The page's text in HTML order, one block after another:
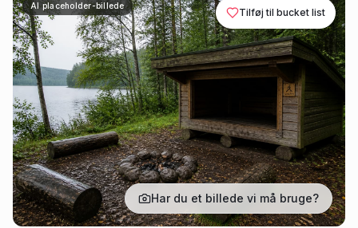
AI placeholder-billede
Tilføj til bucket list
Har du et billede vi må bruge?